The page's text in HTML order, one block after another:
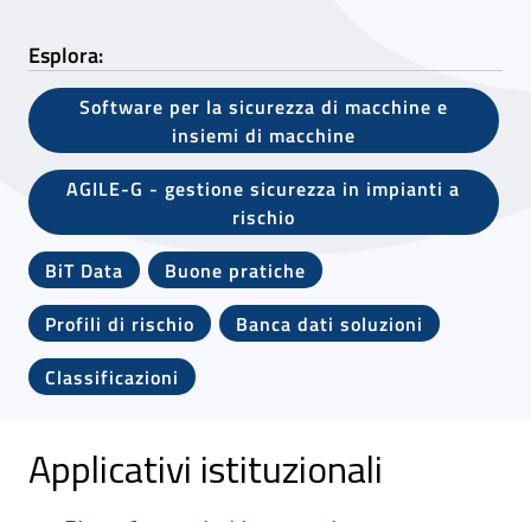
Esplora:
Software per la sicurezza di macchine e
insiemi di macchine
AGILE-G - gestione sicurezza in impianti a
rischio
BiT Data
Buone pratiche
Profili di rischio
Banca dati soluzioni
Classificazioni
Applicativi istituzionali